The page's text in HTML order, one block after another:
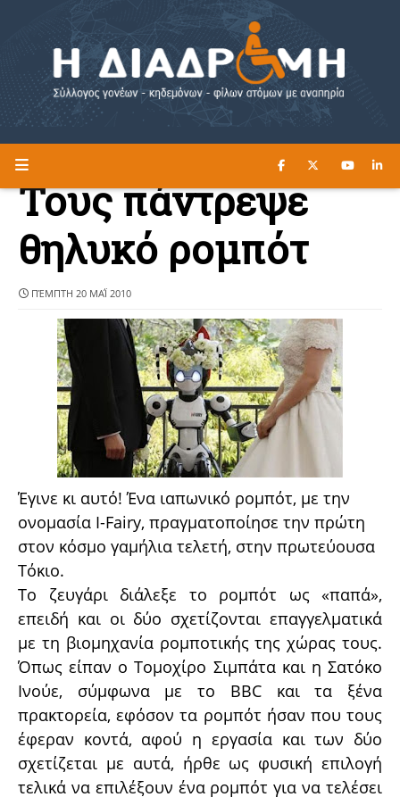
Η ΔΙΑΔΡΟΜΗ ΔΙΑΒΑΣΤΕ ΕΔΩ ►
Τους πάντρεψε
θηλυκό ρομπότ
ΠΈΜΠΤΗ 20 ΜΑΪ́ 2010
Έγινε κι αυτό! Ένα ιαπωνικό ρομπότ, με την
ονομασία I-Fairy, πραγματοποίησε την πρώτη
στον κόσμο γαμήλια τελετή, στην πρωτεύουσα
Τόκιο.
Το ζευγάρι διάλεξε το ρομπότ ως «παπά»,
επειδή και οι δύο σχετίζονται επαγγελματικά
με τη βιομηχανία ρομποτικής της χώρας τους.
Όπως είπαν ο Τομοχίρο Σιμπάτα και η Σατόκο
Ινούε, σύμφωνα με το BBC και τα ξένα
πρακτορεία, εφόσον τα ρομπότ ήσαν που τους
έφεραν κοντά, αφού η εργασία και των δύο
σχετίζεται με αυτά, ήρθε ως φυσική επιλογή
τελικά να επιλέξουν ένα ρομπότ για να τελέσει